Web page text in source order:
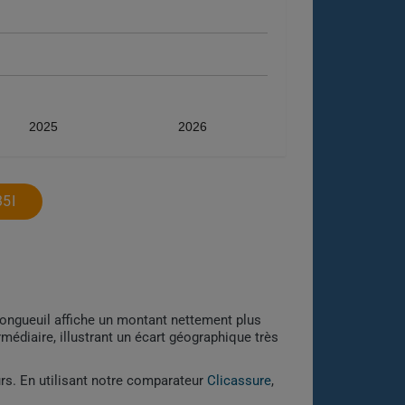
2025 2026
affiche un montant nettement plus
illustrant un écart géographique très
En utilisant notre comparateur Clicassure,